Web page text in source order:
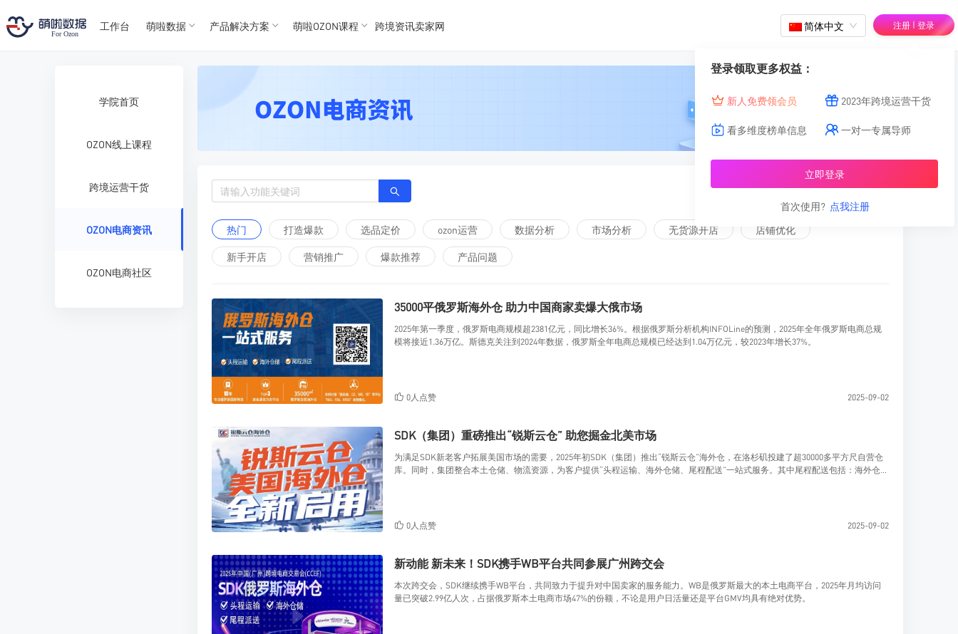
For Ozon
For OZon
TK数据
TK数据
工作台 萌啦数据 产品解决方案 萌啦OZON课程 跨境资讯卖家网 简体中文 注册 | 登录
登录领取更多权益：
新人免费领会员 2023年跨境运营干货
看多维度榜单信息 一对一专属导师
立即登录
首次使用? 点我注册
学院首页
OZON线上课程
跨境运营干货
OZON电商资讯
OZON电商社区
热门 打造爆款 选品定价 ozon运营 数据分析 市场分析 无货源开店 店铺优化
新手开店 营销推广 爆款推荐 产品问题
35000平俄罗斯海外仓 助力中国商家卖爆大俄市场
2025年第一季度，俄罗斯电商规模超2381亿元，同比增长36%。根据俄罗斯分析机构INFOLine的预测，2025年全年俄罗斯电商总规
模将接近1.36万亿。斯德克关注到2024年数据，俄罗斯全年电商总规模已经达到1.04万亿元，较2023年增长37%。
0人点赞 2025-09-02
SDK（集团）重磅推出“锐斯云仓” 助您掘金北美市场
为满足SDK新老客户拓展美国市场的需要，2025年初SDK（集团）推出“锐斯云仓”海外仓，在洛杉矶投建了超30000多平方尺自营仓
库。同时，集团整合本土仓储、物流资源，为客户提供“头程运输、海外仓储、尾程配送”一站式服务。其中尾程配送包括：海外仓一
0人点赞 2025-09-02
新动能 新未来！SDK携手WB平台共同参展广州跨交会
本次跨交会，SDK继续携手WB平台，共同致力于提升对中国卖家的服务能力。WB是俄罗斯最大的本土电商平台，2025年月均访问
量已突破2.99亿人次，占据俄罗斯本土电商市场47%的份额，不论是用户日活量还是平台GMV均具有绝对优势。